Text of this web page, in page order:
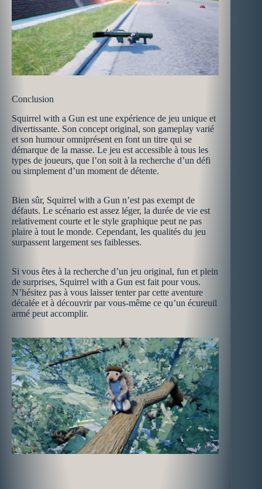
Conclusion
Squirrel with a Gun est une expérience de jeu unique et
divertissante. Son concept original, son gameplay varié
et son humour omniprésent en font un titre qui se
démarque de la masse. Le jeu est accessible à tous les
types de joueurs, que l’on soit à la recherche d’un défi
ou simplement d’un moment de détente.
Bien sûr, Squirrel with a Gun n’est pas exempt de
défauts. Le scénario est assez léger, la durée de vie est
relativement courte et le style graphique peut ne pas
plaire à tout le monde. Cependant, les qualités du jeu
surpassent largement ses faiblesses.
Si vous êtes à la recherche d’un jeu original, fun et plein
de surprises, Squirrel with a Gun est fait pour vous.
N’hésitez pas à vous laisser tenter par cette aventure
décalée et à découvrir par vous-même ce qu’un écureuil
armé peut accomplir.